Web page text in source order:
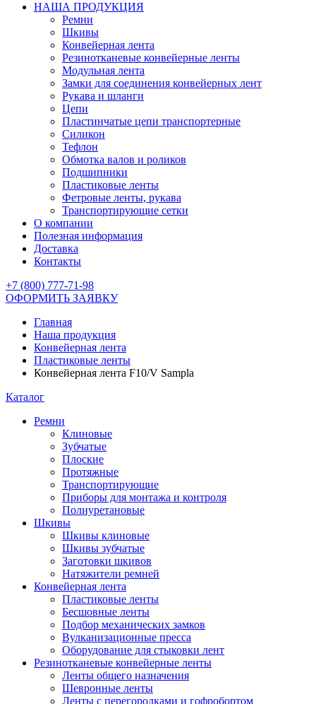
НАША ПРОДУКЦИЯ
Ремни
Шкивы
Конвейерная лента
Резинотканевые конвейерные ленты
Модульная лента
Замки для соединения конвейерных лент
Рукава и шланги
Цепи
Пластинчатые цепи транспортерные
Силикон
Тефлон
Обмотка валов и роликов
Подшипники
Пластиковые ленты
Фетровые ленты, рукава
Транспортирующие сетки
О компании
Полезная информация
Доставка
Контакты
+7 (800) 777-71-98
ОФОРМИТЬ ЗАЯВКУ
Главная
Наша продукция
Конвейерная лента
Пластиковые ленты
Конвейерная лента F10/V Sampla
Каталог
Ремни
Клиновые
Зубчатые
Плоские
Протяжные
Транспортирующие
Приборы для монтажа и контроля
Полиуретановые
Шкивы
Шкивы клиновые
Шкивы зубчатые
Заготовки шкивов
Натяжители ремней
Конвейерная лента
Пластиковые ленты
Бесшовные ленты
Подбор механических замков
Вулканизационные пресса
Оборудование для стыковки лент
Резинотканевые конвейерные ленты
Ленты общего назначения
Шевронные ленты
Ленты с перегородками и гофробортом